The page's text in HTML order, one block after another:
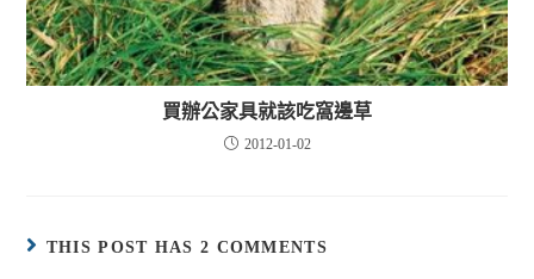
買辦公家具就該吃窩邊草
2012-01-02
THIS POST HAS 2 COMMENTS